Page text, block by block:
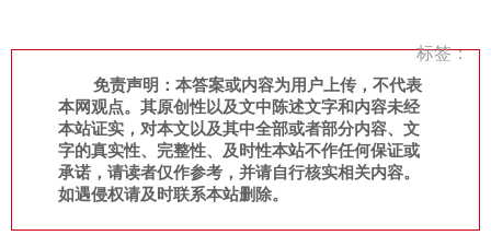
标签：
免责声明：本答案或内容为用户上传，不代表
本网观点。其原创性以及文中陈述文字和内容未经
本站证实，对本文以及其中全部或者部分内容、文
字的真实性、完整性、及时性本站不作任何保证或
承诺，请读者仅作参考，并请自行核实相关内容。
如遇侵权请及时联系本站删除。